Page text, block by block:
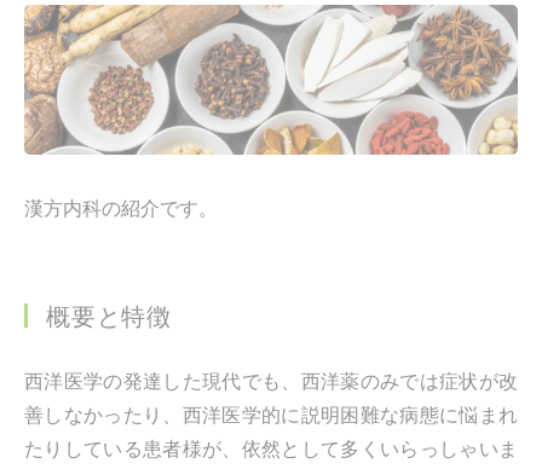
漢方内科の紹介です。
概要と特徴
西洋医学の発達した現代でも、西洋薬のみでは症状が改
善しなかったり、西洋医学的に説明困難な病態に悩まれ
たりしている患者様が、依然として多くいらっしゃいま